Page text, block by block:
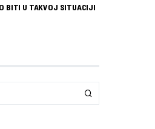
BITI U TAKVOJ SITUACIJI